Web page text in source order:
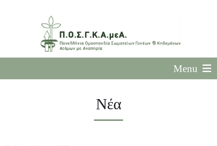
Menu
Νέα